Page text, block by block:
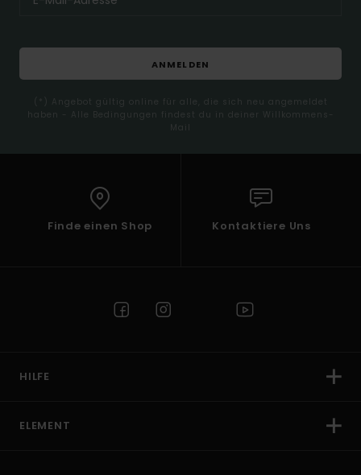
ANMELDEN
(*) Angebot gültig online für alle, die sich neu angemeldet
haben - Alle Bedingungen findest du in deiner Willkommens-
Mail
Finde einen Shop Kontaktiere Uns
HILFE
ELEMENT